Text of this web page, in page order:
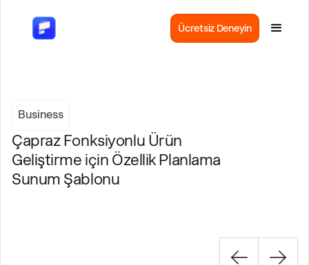
Ücretsiz Deneyin
Business
Çapraz Fonksiyonlu Ürün
Geliştirme için Özellik Planlama
Sunum Şablonu